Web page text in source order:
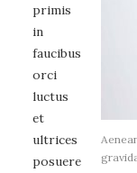
primis
in
faucibus
orci
luctus
et
ultrices
posuere